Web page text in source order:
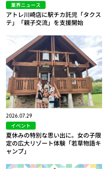
業界ニュース
アトレ川崎店に駅チカ託児「タクス
テ」「親子交流」を支援開始
2026.07.29
イベント
夏休みの特別な思い出に。女の子限
定の広大リゾート体験「若草物語キ
ャンプ」